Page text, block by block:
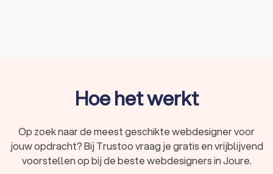
Wat doet een webdesigner?
Een webdesigner is een expert in het ontwerpen en bouwen
vaardigheden en de creativiteit van webdesigners, zijn zij in
staat om aantrekkelijke, functionele en gebruiksvriendelijke
websites te creëren. Zo kunnen webdesigners:
eenlogo ontwerpen
Hoe het werkt
Op zoek naar de meest geschikte webdesigner voor
jouw opdracht? Bij Trustoo vraag je gratis en vrijblijvend
voorstellen op bij de beste webdesigners in Joure.